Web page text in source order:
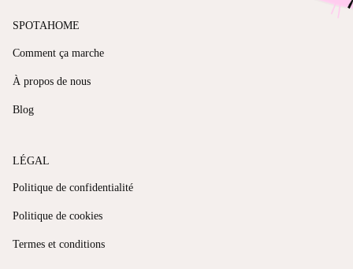
SPOTAHOME
Comment ça marche
À propos de nous
Blog
LÉGAL
Politique de confidentialité
Politique de cookies
Termes et conditions